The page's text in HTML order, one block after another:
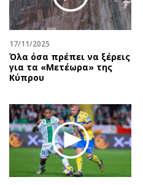
17/11/2025
Όλα όσα πρέπει να ξέρεις
για τα «Μετέωρα» της
Κύπρου